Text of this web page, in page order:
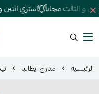
و الثالث مجاناً اشتري اثنين و
الرئيسية مدرج ايطاليا